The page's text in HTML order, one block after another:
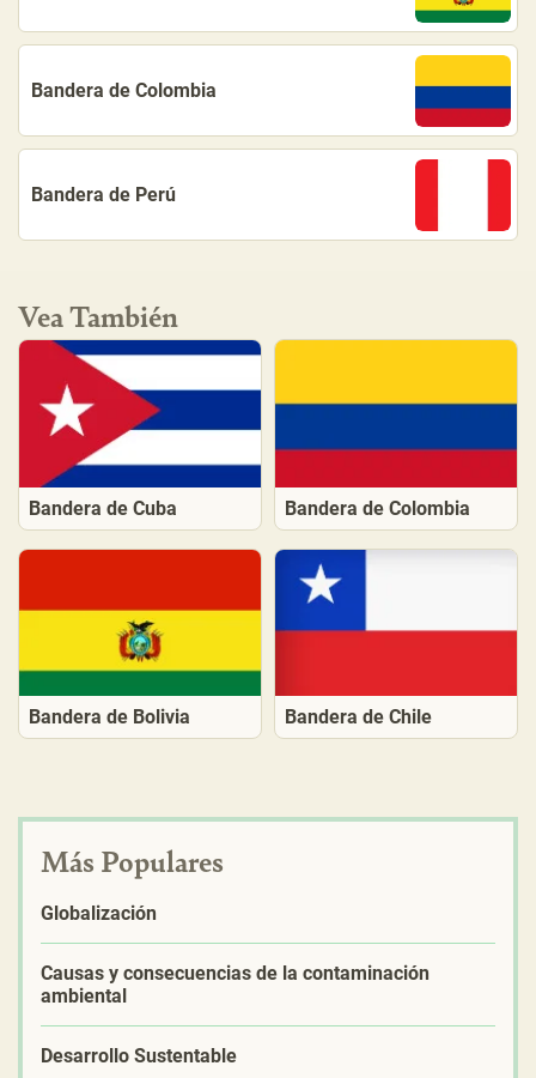
Bandera de Colombia
Bandera de Perú
Vea También
Bandera de Cuba Bandera de Colombia
Bandera de Bolivia Bandera de Chile
Más Populares
Globalización
Causas y consecuencias de la contaminación
ambiental
Desarrollo Sustentable